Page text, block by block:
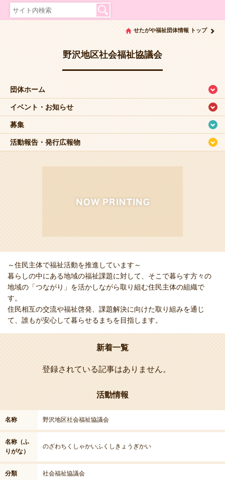
せたがや福祉団体情報 トップ
野沢地区社会福祉協議会
団体ホーム
イベント・お知らせ
募集
活動報告・発行広報物
～住民主体で福祉活動を推進しています～
暮らしの中にある地域の福祉課題に対して、そこで暮らす方々の
地域の「つながり」を活かしながら取り組む住民主体の組織で
す。
住民相互の交流や福祉啓発、課題解決に向けた取り組みを通じ
て、誰もが安心して暮らせるまちを目指します。
新着一覧
登録されている記事はありません。
活動情報
名称 野沢地区社会福祉協議会
名称（ふ
りがな）
のざわちくしゃかいふくしきょうぎかい
分類 社会福祉協議会